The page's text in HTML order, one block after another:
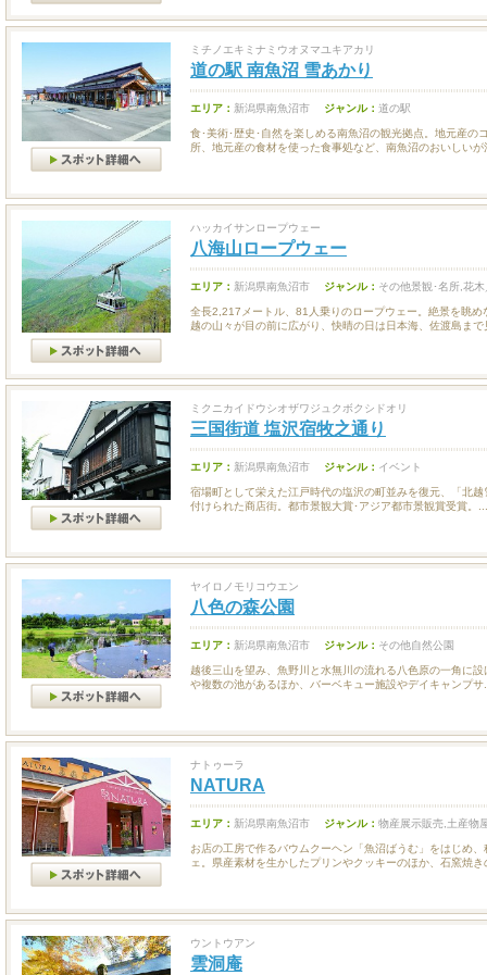
ミチノエキミナミウオヌマユキアカリ
道の駅 南魚沼 雪あかり
エリア： 新潟県南魚沼市 ジャンル： 道の駅
食･美術･歴史･自然を楽しめる南魚沼の観光拠点。地元産の
所、地元産の食材を使った食事処など、南魚沼のおいしいが
ハッカイサンロープウェー
八海山ロープウェー
エリア： 新潟県南魚沼市 ジャンル： その他景観･名所,花
全長2,217メートル、81人乗りのロープウェー。絶景を眺
越の山々が目の前に広がり、快晴の日は日本海、佐渡島まで
ミクニカイドウシオザワジュクボクシドオリ
三国街道 塩沢宿牧之通り
エリア： 新潟県南魚沼市 ジャンル： イベント
宿場町として栄えた江戸時代の塩沢の町並みを復元、「北
付けられた商店街。都市景観大賞･アジア都市景観賞受賞。...
ヤイロノモリコウエン
八色の森公園
エリア： 新潟県南魚沼市 ジャンル： その他自然公園
越後三山を望み、魚野川と水無川の流れる八色原の一角に
や複数の池があるほか、バーベキュー施設やデイキャンプサ
ナトゥーラ
NATURA
エリア： 新潟県南魚沼市 ジャンル： 物産展示販売,土産物
お店の工房で作るバウムクーヘン「魚沼ばうむ」をはじめ
ェ。県産素材を生かしたプリンやクッキーのほか、石窯焼き
ウントウアン
雲洞庵